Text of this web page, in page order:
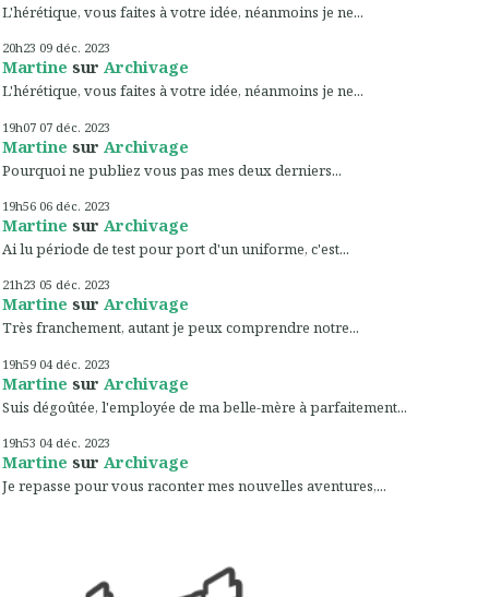
L'hérétique, vous faites à votre idée, néanmoins je ne...
20h23 09 déc. 2023
Martine sur Archivage
L'hérétique, vous faites à votre idée, néanmoins je ne...
19h07 07 déc. 2023
Martine sur Archivage
Pourquoi ne publiez vous pas mes deux derniers...
19h56 06 déc. 2023
Martine sur Archivage
Ai lu période de test pour port d'un uniforme, c'est...
21h23 05 déc. 2023
Martine sur Archivage
Très franchement, autant je peux comprendre notre...
19h59 04 déc. 2023
Martine sur Archivage
Suis dégoûtée, l'employée de ma belle-mère à parfaitement...
19h53 04 déc. 2023
Martine sur Archivage
Je repasse pour vous raconter mes nouvelles aventures,...